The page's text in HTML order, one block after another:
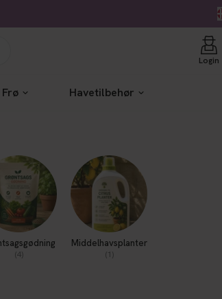
Login
Frø Havetilbehør
(4)
Middelhavsplanter
(1)